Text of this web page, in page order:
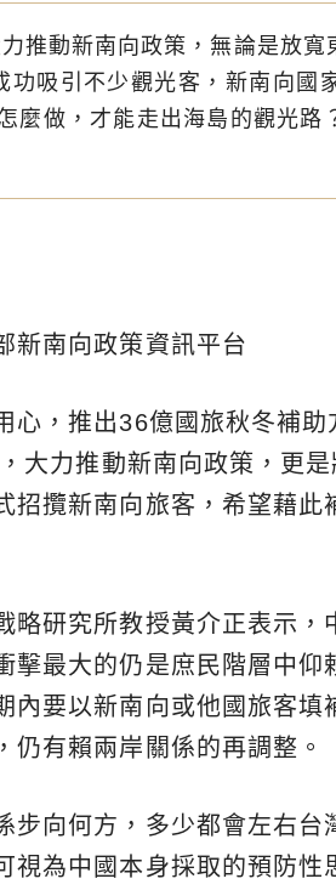
推動新南向政策，無論是放寬
功吸引不少觀光客，新南向國
麼做，才能走出海島的觀光路
新南向政策資訊平台
心，推出36億國旅秋冬補
大力推動新南向政策，更
招攬新南向旅客，希望藉此
略研究所教授黃介正表示，
擊最大的仍是庶民階層中
內要以新南向或他國旅客填
仍有賴兩岸關係的再調整。
步向何方，多少都會左右台
視為中國本身採取的預防性